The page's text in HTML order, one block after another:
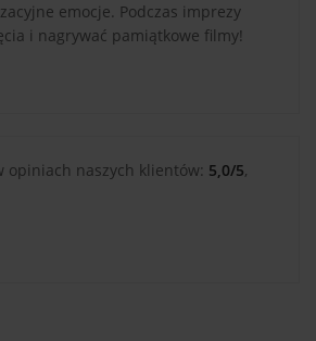
emocje. Podczas imprezy
i nagrywać pamiątkowe filmy!
opiniach naszych klientów: 5,0/5,